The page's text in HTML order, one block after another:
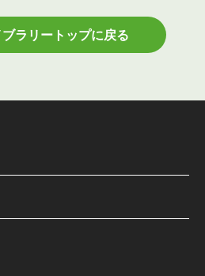
ラリートップに戻る